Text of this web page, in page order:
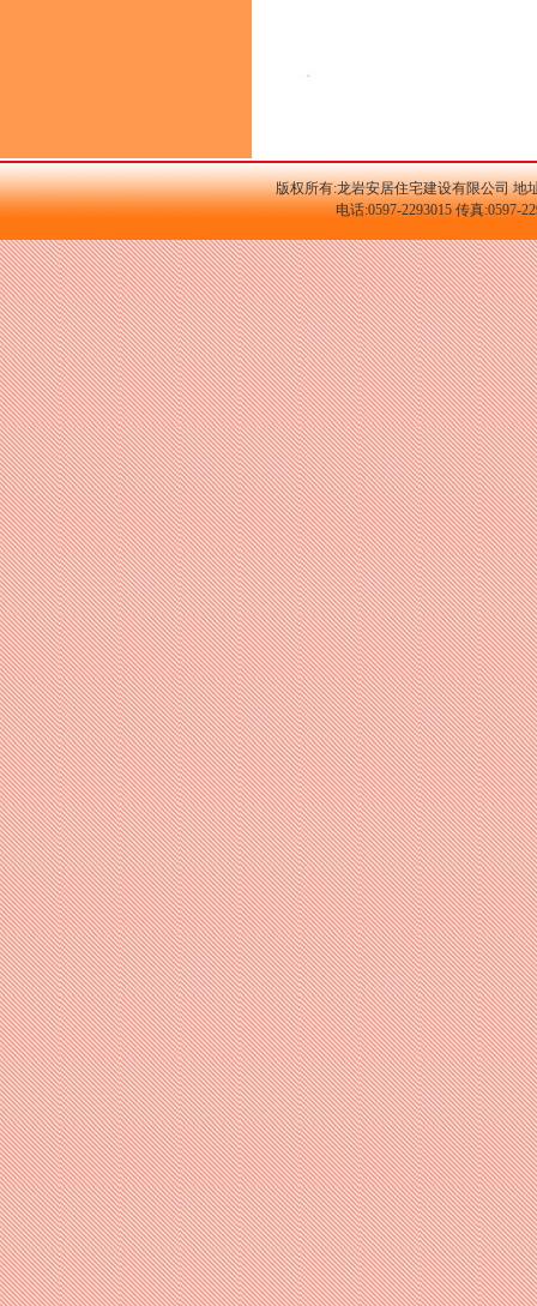
版权所有:龙岩安居住宅建设有限公司 地
电话:0597-2293015 传真:0597-